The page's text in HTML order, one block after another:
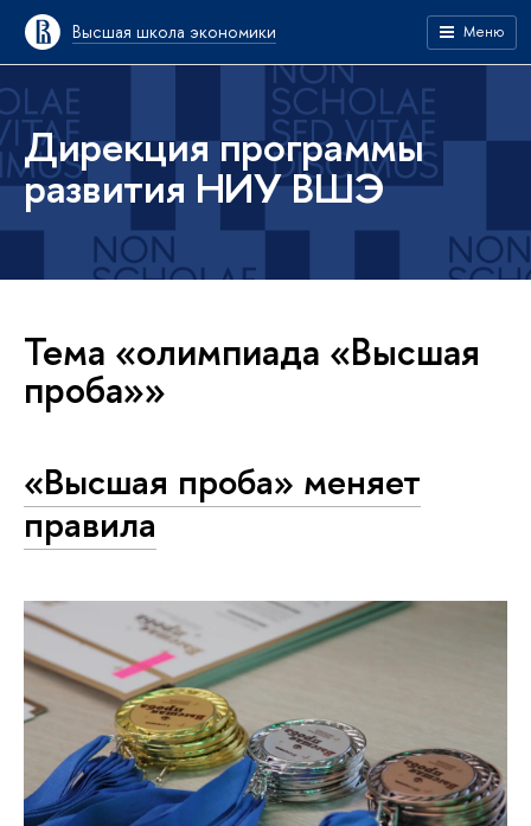
Высшая школа экономики Меню
Дирекция программы
развития НИУ ВШЭ
Тема «олимпиада «Высшая
проба»»
«Высшая проба» меняет
правила